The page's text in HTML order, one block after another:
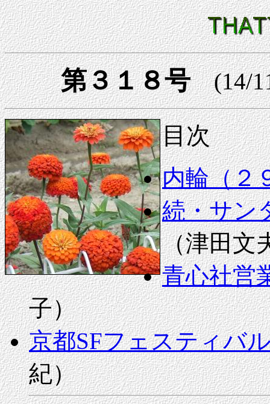
第３１８号(14/
目次
内輪（２
続・サン
（津田文
青心社営
子）
京都SFフェスティバ
紀）